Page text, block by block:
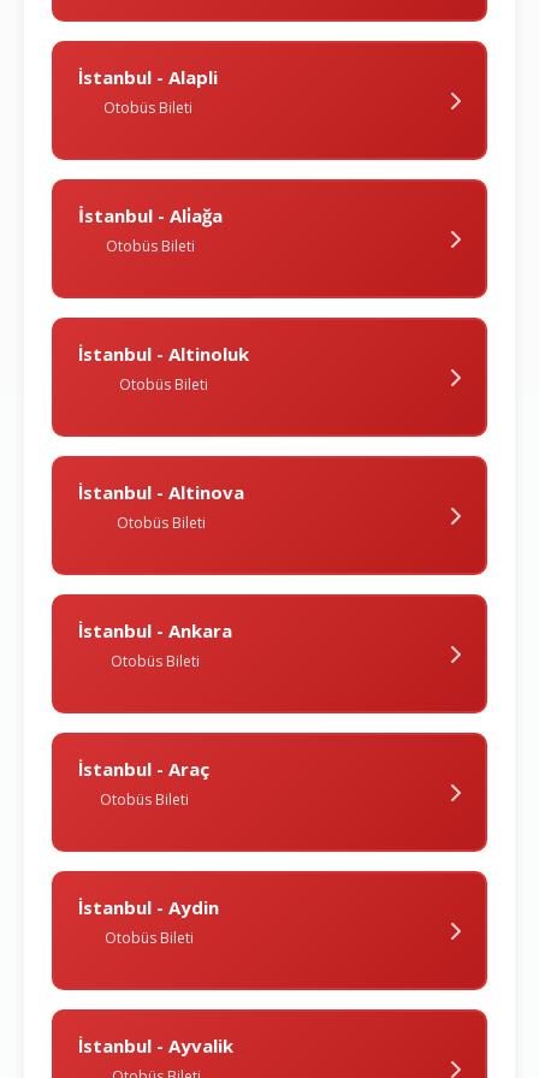
İstanbul - Alapli
Otobüs Bileti
İstanbul - Ali̇ağa
Otobüs Bileti
İstanbul - Altinoluk
Otobüs Bileti
İstanbul - Altinova
Otobüs Bileti
İstanbul - Ankara
Otobüs Bileti
İstanbul - Araç
Otobüs Bileti
İstanbul - Aydin
Otobüs Bileti
İstanbul - Ayvalik